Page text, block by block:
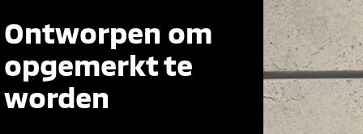
Ontworpen om
opgemerkt te
worden